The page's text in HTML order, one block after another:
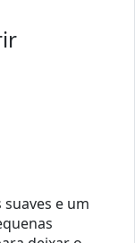
e um